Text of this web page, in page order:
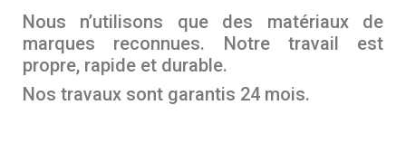
Nous n’utilisons que des matériaux de
marques reconnues. Notre travail est
propre, rapide et durable.
Nos travaux sont garantis 24 mois.